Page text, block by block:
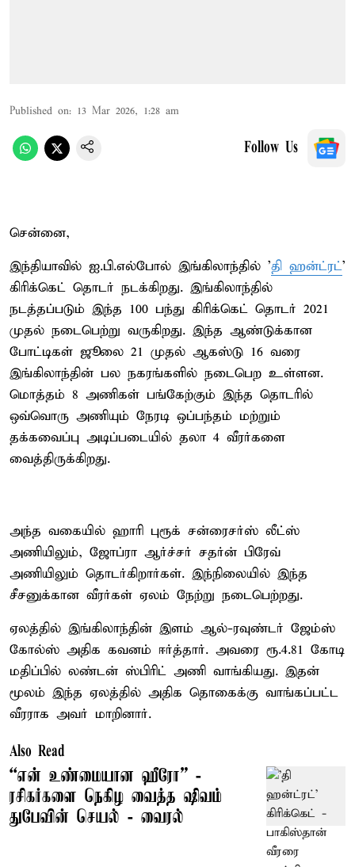
Published on: 13 Mar 2026, 1:28 am
Follow Us
சென்னை,
இந்தியாவில் ஐ.பி.எல்போல் இங்கிலாந்தில் ’தி ஹன்ட்ரட்’
கிரிக்கெட் தொடர் நடக்கிறது. இங்கிலாந்தில்
நடத்தப்படும் இந்த 100 பந்து கிரிக்கெட் தொடர் 2021
முதல் நடைபெற்று வருகிறது. இந்த ஆண்டுக்கான
போட்டிகள் ஜூலை 21 முதல் ஆகஸ்டு 16 வரை
இங்கிலாந்தின் பல நகரங்களில் நடைபெற உள்ளன.
மொத்தம் 8 அணிகள் பங்கேற்கும் இந்த தொடரில்
ஒவ்வொரு அணியும் நேரடி ஒப்பந்தம் மற்றும்
தக்கவைப்பு அடிப்படையில் தலா 4 வீரர்களை
வைத்திருக்கிறது.
அந்த வகையில் ஹாரி புரூக் சன்ரைசர்ஸ் லீட்ஸ்
அணியிலும், ஜோப்ரா ஆர்ச்சர் சதர்ன் பிரேவ்
அணியிலும் தொடர்கிறார்கள். இந்நிலையில் இந்த
சீசனுக்கான வீரர்கள் ஏலம் நேற்று நடைபெற்றது.
ஏலத்தில் இங்கிலாந்தின் இளம் ஆல்-ரவுண்டர் ஜேம்ஸ்
கோல்ஸ் அதிக கவனம் ஈர்த்தார். அவரை ரூ.4.81 கோடி
மதிப்பில் லண்டன் ஸ்பிரிட் அணி வாங்கியது. இதன்
மூலம் இந்த ஏலத்தில் அதிக தொகைக்கு வாங்கப்பட்ட
வீரராக அவர் மாறினார்.
Also Read
“என் உண்மையான ஹீரோ” -
ரசிகர்களை நெகிழ வைத்த ஷிவம்
துபேவின் செயல் - வைரல்